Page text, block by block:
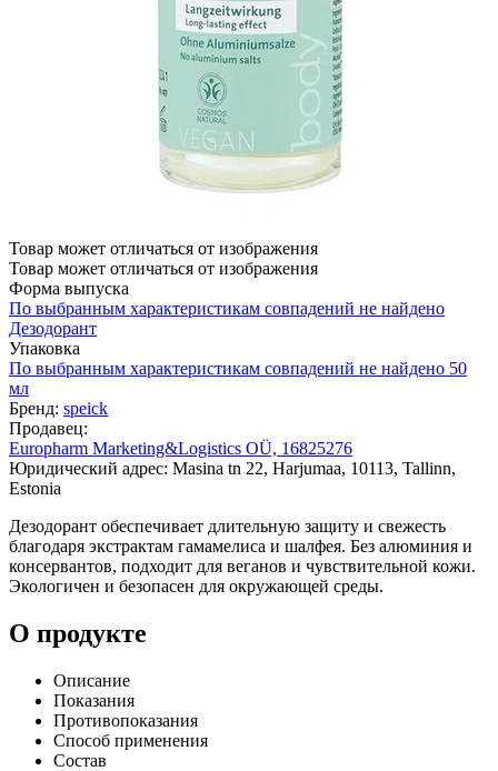
Товар может отличаться от изображения
Товар может отличаться от изображения
Форма выпуска
По выбранным характеристикам совпадений не найдено
Дезодорант
Упаковка
По выбранным характеристикам совпадений не найдено 50
мл
Бренд: speick
Продавец:
Europharm Marketing&Logistics OÜ, 16825276
Юридический адрес: Masina tn 22, Harjumaa, 10113, Tallinn,
Estonia
Дезодорант обеспечивает длительную защиту и свежесть
благодаря экстрактам гамамелиса и шалфея. Без алюминия и
консервантов, подходит для веганов и чувствительной кожи.
Экологичен и безопасен для окружающей среды.
О продукте
Описание
Показания
Противопоказания
Способ применения
Состав